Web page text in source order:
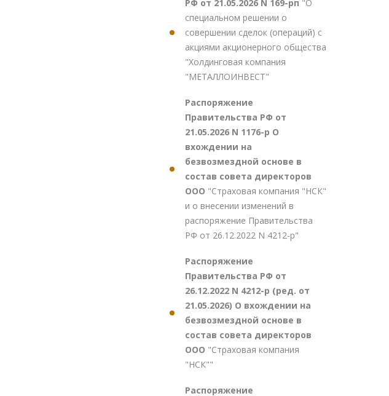
РФ от 21.05.2026 N 169-рп "О
специальном решении о
совершении сделок (операций) с
акциями акционерного общества
"Холдинговая компания
"МЕТАЛЛОИНВЕСТ"
Распоряжение
Правительства РФ от
21.05.2026 N 1176-р О
вхождении на
безвозмездной основе в
состав совета директоров
ООО "Страховая компания "НСК"
и о внесении изменений в
распоряжение Правительства
РФ от 26.12.2022 N 4212-р"
Распоряжение
Правительства РФ от
26.12.2022 N 4212-р (ред. от
21.05.2026) О вхождении на
безвозмездной основе в
состав совета директоров
ООО "Страховая компания
"НСК""
Распоряжение